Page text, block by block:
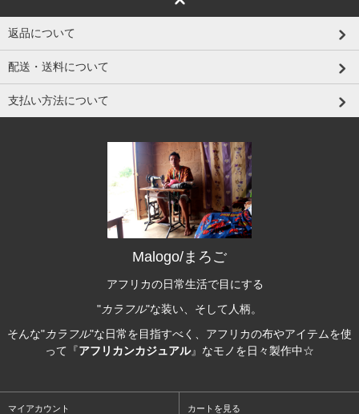
返品について
配送・送料について
支払い方法について
Malogo/まろご
アフリカの日常生活で目にする
"カラフル"な装い、そして人柄。
そんな"カラフル"な日常を目指すべく、アフリカの布やアイテムを使
って『アフリカンカジュアル』なモノを日々製作中☆
マイアカウント カートを見る